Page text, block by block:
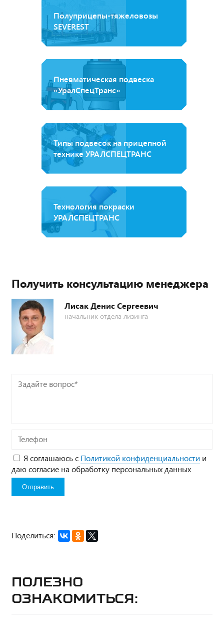
Полуприцепы-тяжеловозы
SEVEREST
Пневматическая подвеска
«УралСпецТранс»
Типы подвесок на прицепной
технике УРАЛСПЕЦТРАНС
Технология покраски
УРАЛСПЕЦТРАНС
Получить консультацию менеджера
Лисак Денис Сергеевич
начальник отдела лизинга
Задайте
Телефон
Я соглашаюсь с Политикой конфиденциальности и
даю согласие на обработку персональных данных
Поделиться:
Полезно
ознакомиться: